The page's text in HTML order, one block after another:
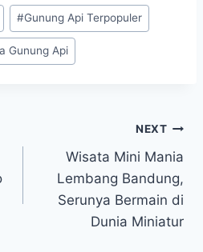
g
r
a
e
r
e
#Gunung Api Terpopuler
Gunung Api
NEXT
Wisata Mini Mania
Lembang Bandung,
Serunya Bermain di
Dunia Miniatur